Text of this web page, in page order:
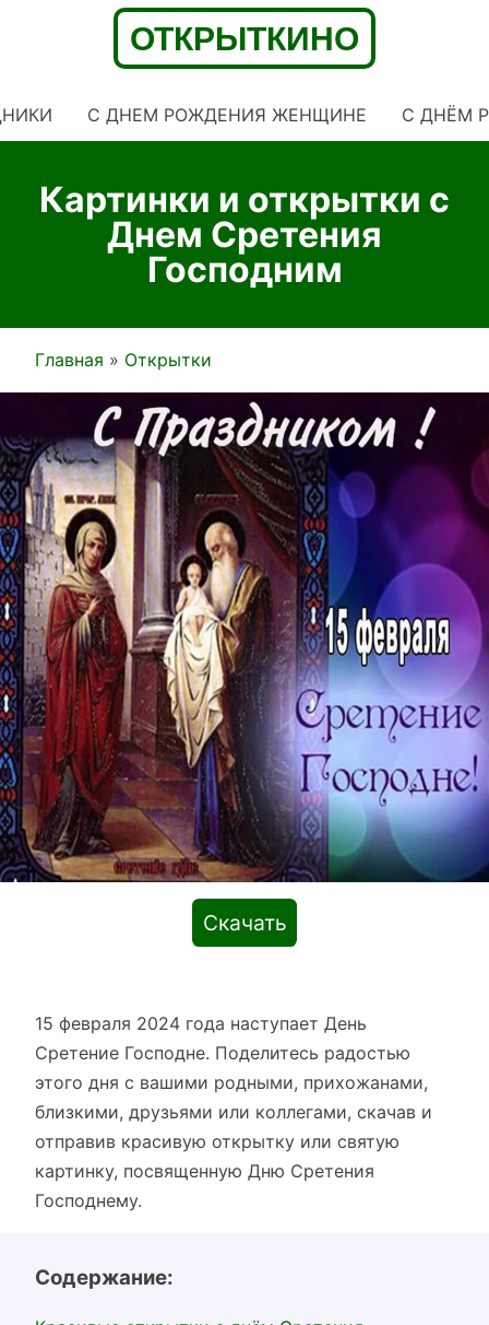
С ДНЕМ РОЖДЕНИЯ ЖЕНЩИНЕ C ДНЁМ
Картинки и открытки с
Днем Сретения
Господним
Строка
навигации
Главная Открытки
Скачать
15 февраля 2024 года наступает День
Сретение Господне. Поделитесь радостью
этого дня с вашими родными, прихожанами,
близкими, друзьями или коллегами, скачав и
отправив красивую открытку или святую
картинку, посвященную Дню Сретения
Господнему.
Содержание: